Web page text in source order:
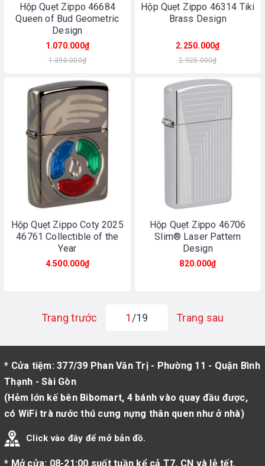
Hộp Quẹt Zippo 46684
Queen of Bud Geometric
Design
1.070.000₫
1.390.000₫
Hộp Quẹt Zippo 46314 Tiki
Brass Design
2.250.000₫
2.925.000₫
Hộp Quẹt Zippo Coty 2025
46761 Collectible of the
Year
4.500.000₫
Hộp Quẹt Zippo 46706
Slim® Laser Pattern
Design
820.000₫
Trang trước 1 /19 Trang sau
* Cửa tiệm: 377/39 Phan Văn Trị - Phường 11 - Quận Bình
Thạnh - Sài Gòn
(Hẻm lớn kế bên Bibomart, 4 bánh vào quay đầu được,
có WiFi trà nước thú cưng nựng thân quen như ở nhà)
Click vào đây để mở bản đồ.
* Mở cửa: 08-21:00 suốt tuần kể cả T7, CN và lễ tết.